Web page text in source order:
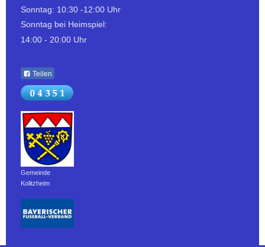
Sonntag: 10:30 -12:00 Uhr
Sonntag bei Heimspiel:
14:00 - 20:00 Uhr
Teilen
Gemeinde
Kolitzheim